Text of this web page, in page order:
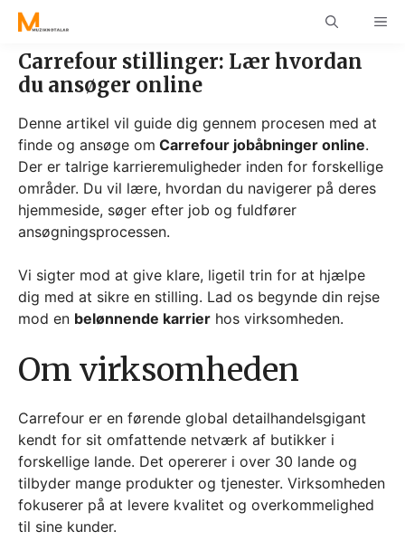
Skip
content
Carrefour stillinger: Lær hvordan
du ansøger online
Denne artikel vil guide dig gennem procesen med at
finde og ansøge om Carrefour jobåbninger online.
Der er talrige karrieremuligheder inden for forskellige
områder. Du vil lære, hvordan du navigerer på deres
hjemmeside, søger efter job og fuldfører
ansøgningsprocessen.
Vi sigter mod at give klare, ligetil trin for at hjælpe
dig med at sikre en stilling. Lad os begynde din rejse
mod en belønnende karrier hos virksomheden.
Om virksomheden
Carrefour er en førende global detailhandelsgigant
kendt for sit omfattende netværk af butikker i
forskellige lande. Det opererer i over 30 lande og
tilbyder mange produkter og tjenester. Virksomheden
fokuserer på at levere kvalitet og overkommelighed
til sine kunder.